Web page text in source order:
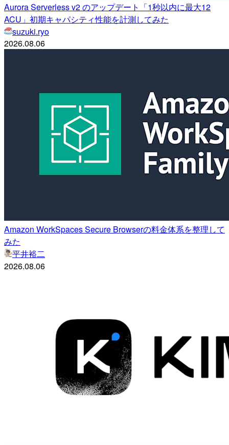
Aurora Serverless v2 のアップデート「1秒以内に最大12
ACU」初期キャパシティ性能を計測してみた
suzuki.ryo
2026.08.06
Amazon WorkSpaces Secure Browserの料金体系を整理して
みた
平井裕二
2026.08.06